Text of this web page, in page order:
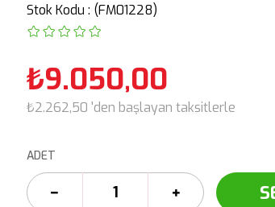
Stok Kodu (FM01228)
₺9.050,00
₺2.262,50 'den başlayan taksitlerle
ADET